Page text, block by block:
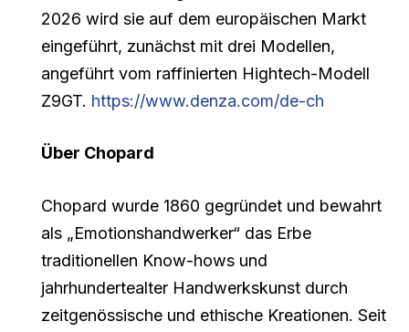
2026 wird sie auf dem europäischen Markt
eingeführt, zunächst mit drei Modellen,
angeführt vom raffinierten Hightech-Modell
Z9GT. https://www.denza.com/de-ch
Über Chopard
Chopard wurde 1860 gegründet und bewahrt
als „Emotionshandwerker“ das Erbe
traditionellen Know-hows und
jahrhundertealter Handwerkskunst durch
zeitgenössische und ethische Kreationen. Seit